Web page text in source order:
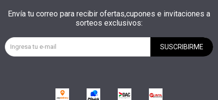
Envía tu correo para recibir ofertas,cupones e invitaciones a
sorteos exclusivos:
SUSCRIBIRME